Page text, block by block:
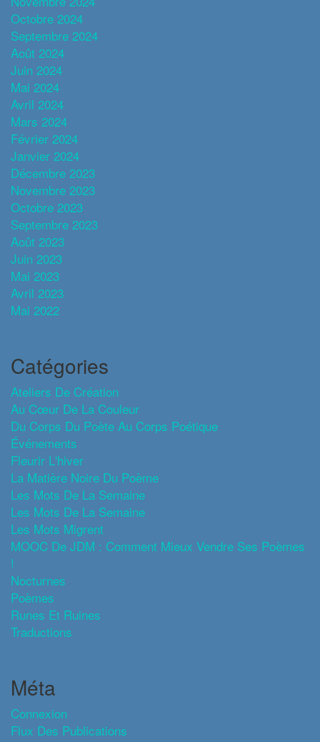
Octobre 2024
Septembre 2024
Août 2024
Juin 2024
Mai 2024
Avril 2024
Mars 2024
Février 2024
Janvier 2024
Décembre 2023
Novembre 2023
Octobre 2023
Septembre 2023
Août 2023
Juin 2023
Mai 2023
Avril 2023
Mai 2022
Catégories
Ateliers De Création
Au Cœur De La Couleur
Du Corps Du Poète Au Corps Poétique
Événements
Fleurir L'hiver
La Matière Noire Du Poème
Les Mots De La Semaine
Les Mots De La Semaine
Les Mots Migrent
MOOC De JDM : Comment Mieux Vendre Ses Poèmes
!
Nocturnes
Poèmes
Runes Et Ruines
Traductions
Méta
Connexion
Flux Des Publications